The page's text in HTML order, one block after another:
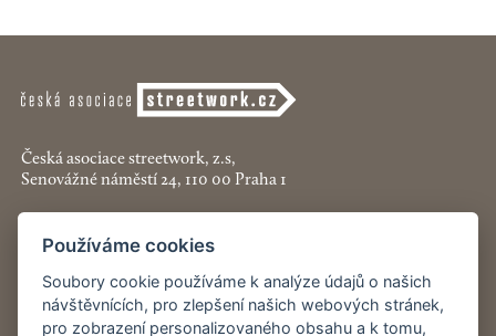
Česká asociace streetwork, z.s,
Senovážné náměstí 24, 110 00 Praha 1
+420 774 913 777
asociace@streetwork.cz
Nastavení cookies
Používáme cookies
Soubory cookie používáme k analýze údajů o našich
návštěvnících, pro zlepšení našich webových stránek,
pro zobrazení personalizovaného obsahu a k tomu,